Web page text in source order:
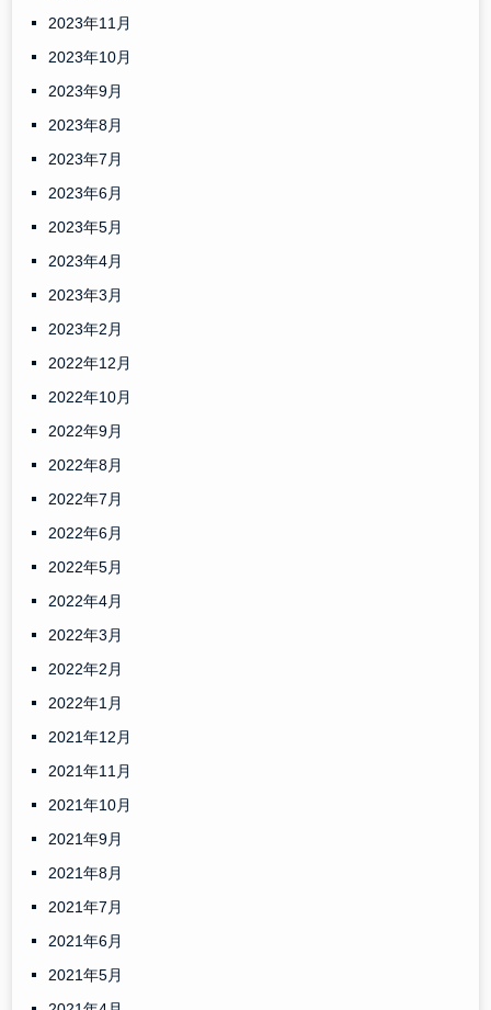
2023年11月
2023年10月
2023年9月
2023年8月
2023年7月
2023年6月
2023年5月
2023年4月
2023年3月
2023年2月
2022年12月
2022年10月
2022年9月
2022年8月
2022年7月
2022年6月
2022年5月
2022年4月
2022年3月
2022年2月
2022年1月
2021年12月
2021年11月
2021年10月
2021年9月
2021年8月
2021年7月
2021年6月
2021年5月